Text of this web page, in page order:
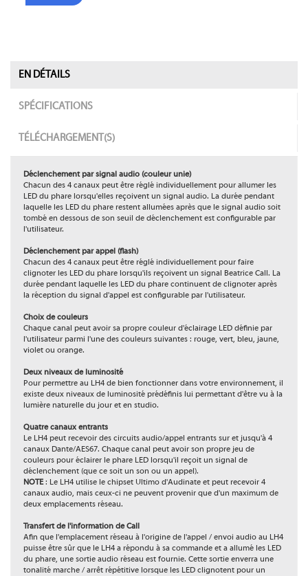
EN DÉTAILS
SPÉCIFICATIONS
TÉLÉCHARGEMENT(S)
Déclenchement par signal audio (couleur unie)
Chacun des 4 canaux peut être réglé individuellement pour allumer les
LED du phare lorsqu'elles reçoivent un signal audio. La durée pendant
laquelle les LED du phare restent allumées après que le signal audio soit
tombé en dessous de son seuil de déclenchement est configurable par
l'utilisateur.
Déclenchement par appel (flash)
Chacun des 4 canaux peut être réglé individuellement pour faire
clignoter les LED du phare lorsqu'ils reçoivent un signal Beatrice Call. La
durée pendant laquelle les LED du phare continuent de clignoter après
la réception du signal d'appel est configurable par l'utilisateur.
Choix de couleurs
Chaque canal peut avoir sa propre couleur d'éclairage LED définie par
l'utilisateur parmi l'une des couleurs suivantes : rouge, vert, bleu, jaune,
violet ou orange.
Deux niveaux de luminosité
Pour permettre au LH4 de bien fonctionner dans votre environnement, il
existe deux niveaux de luminosité prédéfinis lui permettant d'être vu à la
lumière naturelle du jour et en studio.
Quatre canaux entrants
Le LH4 peut recevoir des circuits audio/appel entrants sur et jusqu'à 4
canaux Dante/AES67. Chaque canal peut avoir son propre jeu de
couleurs pour éclairer le phare LED lorsqu'il reçoit un signal de
déclenchement (que ce soit un son ou un appel).
NOTE: Le LH4 utilise le chipset Ultimo d'Audinate et peut recevoir 4
canaux audio, mais ceux-ci ne peuvent provenir que d'un maximum de
deux emplacements réseau.
Transfert de l'information de Call
Afin que l'emplacement réseau à l'origine de l'appel / envoi audio au LH4
puisse être sûr que le LH4 a répondu à sa commande et a allumé les LED
du phare, une sortie audio réseau est fournie. Cette sortie enverra une
tonalité marche / arrêt répétitive lorsque les LED clignotent pour un